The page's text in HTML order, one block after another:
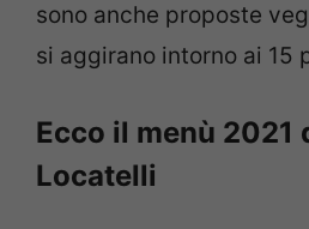
sono anche proposte
si aggirano intorno ai 15
Ecco il menù 2021
Locatelli